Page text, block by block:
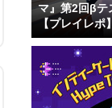
マ』第2回βテ
【プレイレポ】